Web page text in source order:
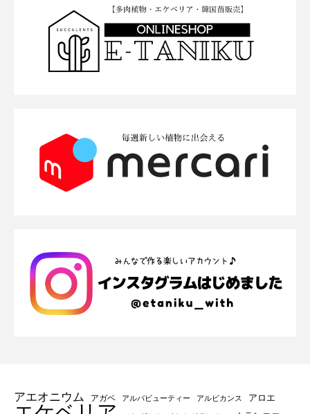
アエオニウム アガベ アルバビューティー アルビカンス アロエ